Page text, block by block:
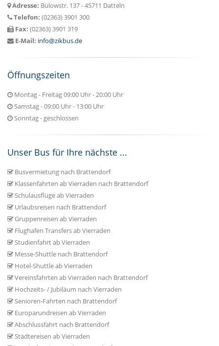
Adresse: Bülowstr. 137 - 45711 Datteln
Telefon: (02363) 3901 300
Fax: (02363) 3901 319
E-Mail: info@zikbus.de
Öffnungszeiten
Montag - Freitag 09:00 Uhr - 20:00 Uhr
Samstag - 09:00 Uhr - 13:00 Uhr
Sonntag - geschlossen
Unser Bus für Ihre nächste ...
Busvermietung nach Brattendorf
Klassenfahrten ab Vierraden nach Brattendorf
Schulausflüge ab Vierraden
Urlaubsreisen nach Brattendorf
Gruppenreisen ab Vierraden
Flughafen Transfers ab Vierraden
Studienfahrt ab Vierraden
Messe-Shuttle nach Brattendorf
Hotel-Shuttle ab Vierraden
Vereinsfahrten ab Vierraden nach Brattendorf
Hochzeits- / Jubiläum nach Vierraden
Senioren-Fahrten nach Brattendorf
Europarundreisen ab Vierraden
Abschlussfahrt nach Brattendorf
Städtereisen ab Vierraden